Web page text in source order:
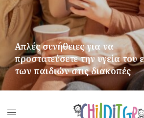
Απλές συνήθειες για να
προστατεύσετε την υγεία του
των παιδιών στις διακοπές